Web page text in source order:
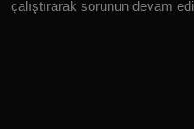
çalıştırarak sorunun devam